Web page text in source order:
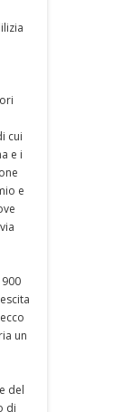
cui
e i
e
900
un
del
di